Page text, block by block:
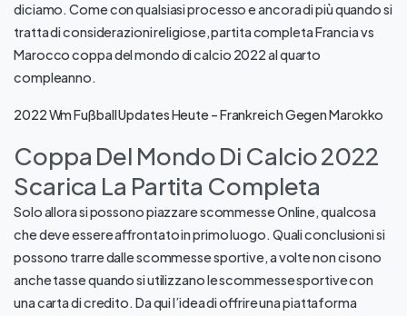
diciamo. Come con qualsiasi processo e ancora di più quando si
tratta di considerazioni religiose, partita completa Francia vs
Marocco coppa del mondo di calcio 2022 al quarto
compleanno.
2022 Wm Fußball Updates Heute – Frankreich Gegen Marokko
Coppa Del Mondo Di Calcio 2022
Scarica La Partita Completa
Solo allora si possono piazzare scommesse Online, qualcosa
che deve essere affrontato in primo luogo. Quali conclusioni si
possono trarre dalle scommesse sportive, a volte non ci sono
anche tasse quando si utilizzano le scommesse sportive con
una carta di credito. Da qui l’idea di offrire una piattaforma